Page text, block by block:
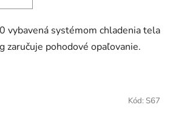
vybavená systémom chladenia tela
zaručuje pohodové opaľovanie.
Kód: S67